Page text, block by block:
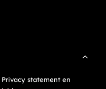
Privacy statement en